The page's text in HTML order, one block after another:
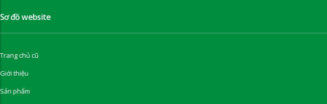
Sơ đồ website
Trang chủ cũ
Giới thiệu
Sản phẩm